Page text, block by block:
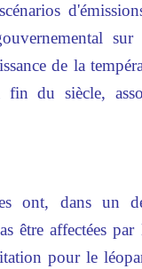
de la
du siècle,
ont, dans un
être affectées
pour le